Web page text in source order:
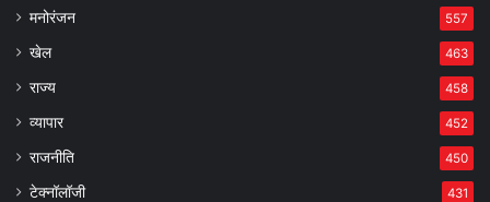
मनोरंजन 557
खेल 463
राज्य 458
व्यापार 452
राजनीति 450
टेक्नॉलॉजी 431